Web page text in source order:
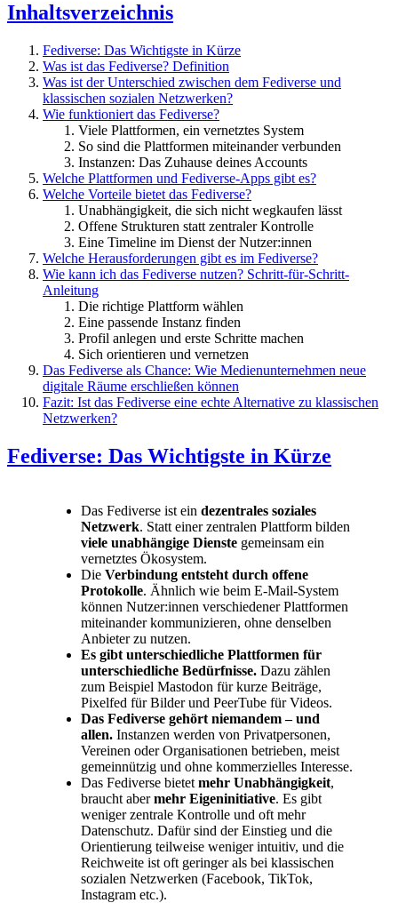
Inhaltsverzeichnis
Fediverse: Das Wichtigste in Kürze
Was ist das Fediverse? Definition
Was ist der Unterschied zwischen dem Fediverse und
klassischen sozialen Netzwerken?
Wie funktioniert das Fediverse?
Viele Plattformen, ein vernetztes System
So sind die Plattformen miteinander verbunden
Instanzen: Das Zuhause deines Accounts
Welche Plattformen und Fediverse-Apps gibt es?
Welche Vorteile bietet das Fediverse?
Unabhängigkeit, die sich nicht wegkaufen lässt
Offene Strukturen statt zentraler Kontrolle
Eine Timeline im Dienst der Nutzer:innen
Welche Herausforderungen gibt es im Fediverse?
Wie kann ich das Fediverse nutzen? Schritt-für-Schritt-
Anleitung
Die richtige Plattform wählen
Eine passende Instanz finden
Profil anlegen und erste Schritte machen
Sich orientieren und vernetzen
Das Fediverse als Chance: Wie Medienunternehmen neue
digitale Räume erschließen können
Fazit: Ist das Fediverse eine echte Alternative zu klassischen
Netzwerken?
Fediverse: Das Wichtigste in Kürze
Das Fediverse ist ein dezentrales soziales
Netzwerk. Statt einer zentralen Plattform bilden
viele unabhängige Dienste gemeinsam ein
vernetztes Ökosystem.
Die Verbindung entsteht durch offene
Protokolle. Ähnlich wie beim E-Mail-System
können Nutzer:innen verschiedener Plattformen
miteinander kommunizieren, ohne denselben
Anbieter zu nutzen.
Es gibt unterschiedliche Plattformen für
unterschiedliche Bedürfnisse. Dazu zählen
zum Beispiel Mastodon für kurze Beiträge,
Pixelfed für Bilder und PeerTube für Videos.
Das Fediverse gehört niemandem – und
allen. Instanzen werden von Privatpersonen,
Vereinen oder Organisationen betrieben, meist
gemeinnützig und ohne kommerzielles Interesse.
Das Fediverse bietet mehr Unabhängigkeit,
braucht abermehr Eigeninitiative. Es gibt
weniger zentrale Kontrolle und oft mehr
Datenschutz. Dafür sind der Einstieg und die
Orientierung teilweise weniger intuitiv, und die
Reichweite ist oft geringer als bei klassischen
sozialen Netzwerken (Facebook, TikTok,
Instagram etc.).